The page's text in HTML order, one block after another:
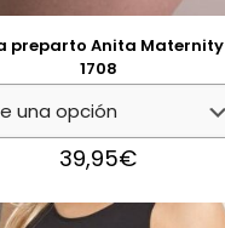
preparto Anita
1708
39,95€